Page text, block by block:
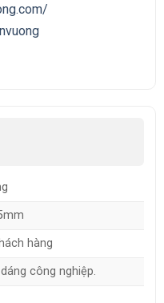
hàng
công nghiệp.